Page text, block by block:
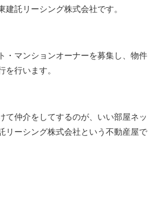
託リーシング株式会社です。
・マンションオーナーを募集し、物件
を行います。
て仲介をしてするのが、いい部屋ネッ
リーシング株式会社という不動産屋で